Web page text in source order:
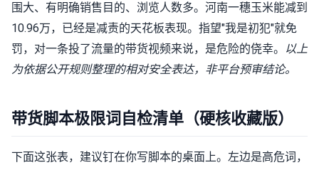
围大、有明确销售目的、浏览人数多。河南一穗玉米能减到
10.96万，已经是减责的天花板表现。指望"我是初犯"就免
罚，对一条投了流量的带货视频来说，是危险的侥幸。
以上
为依据公开规则整理的相对安全表达，非平台预审结论。
带货脚本极限词自检清单（硬核收藏版）
下面这张表，建议钉在你写脚本的桌面上。左边是高危词，